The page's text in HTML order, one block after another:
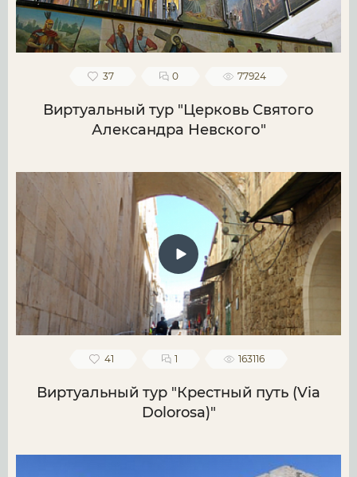
37 0 77924
Виртуальный тур "Церковь Святого
Александра Невского"
41 1 163116
Виртуальный тур "Крестный путь (Via
Dolorosa)"